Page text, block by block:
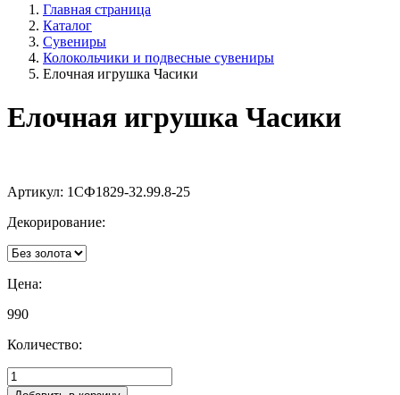
Главная страница
Каталог
Сувениры
Колокольчики и подвесные сувениры
Елочная игрушка Часики
Елочная игрушка Часики
Артикул: 1СФ1829-32.99.8-25
Декорирование:
Цена:
990
Количество: